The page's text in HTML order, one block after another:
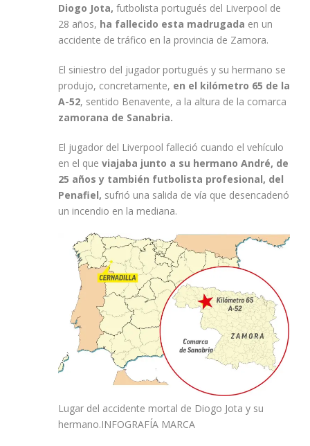
Diogo Jota, futbolista portugués del Liverpool de
28 años, ha fallecido esta madrugada en un
accidente de tráfico en la provincia de Zamora.
El siniestro del jugador portugués y su hermano se
produjo, concretamente, en el kilómetro 65 de la
A-52, sentido Benavente, a la altura de la comarca
zamorana de Sanabria.
El jugador del Liverpool falleció cuando el vehículo
en el que viajaba junto a su hermano André, de
25 años y también futbolista profesional, del
Penafiel, sufrió una salida de vía que desencadenó
un incendio en la mediana.
Lugar del accidente mortal de Diogo Jota y su
hermano.INFOGRAFÍA MARCA